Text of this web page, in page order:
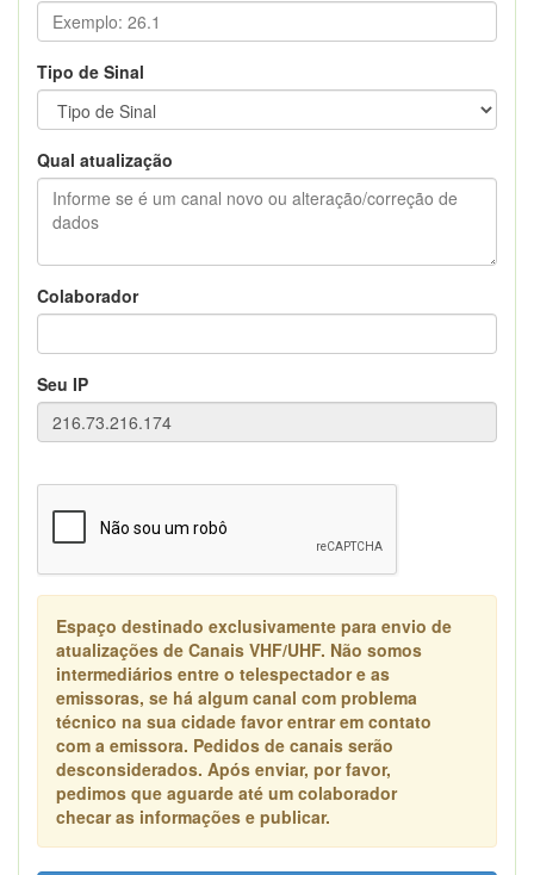
Tipo de Sinal
Qual atualização
Colaborador
Seu IP
Espaço destinado exclusivamente para envio de
atualizações de Canais VHF/UHF. Não somos
intermediários entre o telespectador e as
emissoras, se há algum canal com problema
técnico na sua cidade favor entrar em contato
com a emissora. Pedidos de canais serão
desconsiderados. Após enviar, por favor,
pedimos que aguarde até um colaborador
checar as informações e publicar.